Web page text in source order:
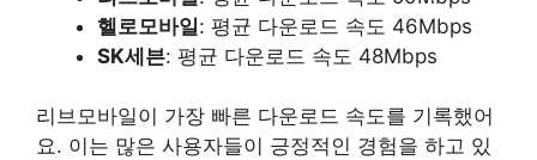
헬로모바일: 평균 다운로드 속도 46Mbps
SK세븐: 평균 다운로드 속도 48Mbps
리브모바일이 가장 빠른 다운로드 속도를 기록했어
요. 이는 많은 사용자들이 긍정적인 경험을 하고 있